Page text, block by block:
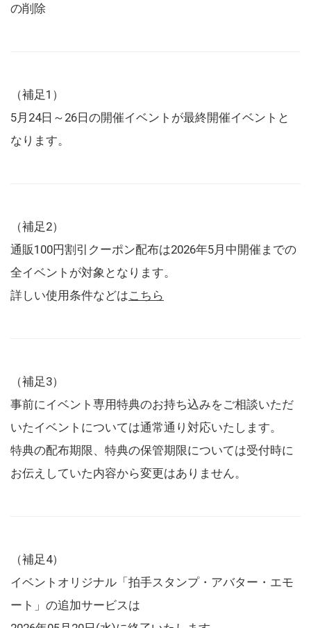
の削除
（補足1）
5月24日～26日の開催イベントが最終開催イベントと
なります。
（補足2）
通販100円割引クーポン配布は2026年5月中開催までの
全イベントが対象となります。
詳しい使用条件などはこちら
（補足3）
事前にイベント専用特典のお持ち込みをご相談いただ
いたイベントについては通常通り対応いたします。
特典の配布期限、特典の保管期限については受付時に
お伝えしていた内容から変更はありません。
（補足4）
イベントオリジナル「拍手スタンプ・アバター・エモ
ート」の追加サービスは